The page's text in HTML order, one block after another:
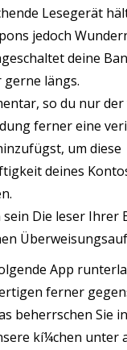
Lesegerät
jedoch
deine
längs.
so du nur
ferner eine
um diese
deines
Die leser Ihrer
App
ferner
beherrschen Sie
kí¼chen unter